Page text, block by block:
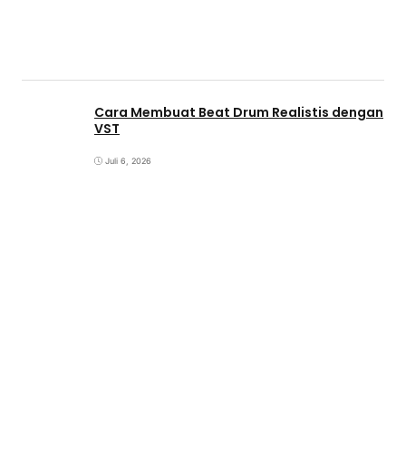
Cara Membuat Beat Drum Realistis dengan
VST
Juli 6, 2026